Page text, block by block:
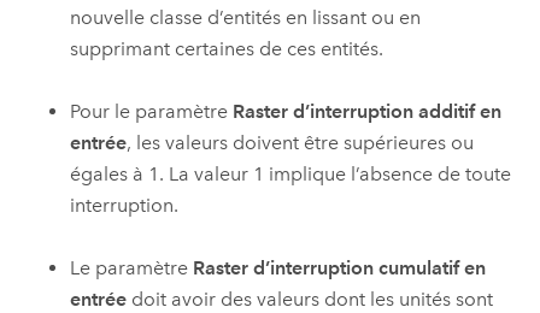
nouvelle classe d’entités en lissant ou en
supprimant certaines de ces entités.
Pour le paramètre Raster d’interruption additif en
entrée, les valeurs doivent être supérieures ou
égales à 1. La valeur 1 implique l’absence de toute
interruption.
Le paramètre Raster d’interruption cumulatif en
entrée doit avoir des valeurs dont les unités sont